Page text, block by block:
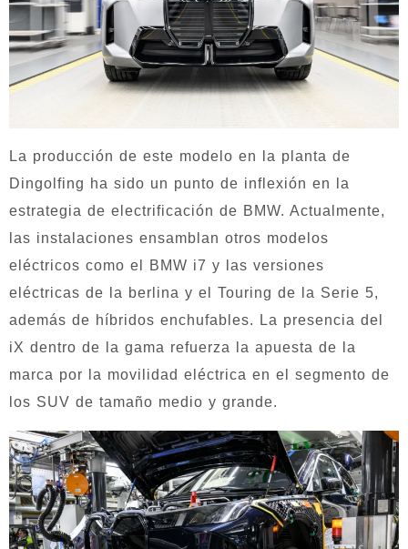
La producción de este modelo en la planta de
Dingolfing ha sido un punto de inflexión en la
estrategia de electrificación de BMW. Actualmente,
las instalaciones ensamblan otros modelos
eléctricos como el BMW i7 y las versiones
eléctricas de la berlina y el Touring de la Serie 5,
además de híbridos enchufables. La presencia del
iX dentro de la gama refuerza la apuesta de la
marca por la movilidad eléctrica en el segmento de
los SUV de tamaño medio y grande.